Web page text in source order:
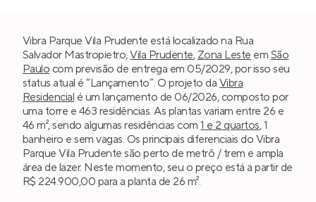
Vibra Parque Vila Prudente está localizado na Rua
Salvador Mastropietro,Vila Prudente, Zona Leste em São
Paulo com previsão de entrega em 05/2029, por isso seu
status atual é “Lançamento”. O projeto da Vibra
Residencial é um lançamento de 06/2026, composto por
uma torre e 463 residências. As plantas variam entre 26 e
46 m², sendo algumas residências com1 e 2 quartos, 1
banheiro e sem vagas. Os principais diferenciais do Vibra
Parque Vila Prudente são perto de metrô / trem e ampla
área de lazer. Neste momento, seu o preço está a partir de
R$ 224.900,00 para a planta de 26 m².